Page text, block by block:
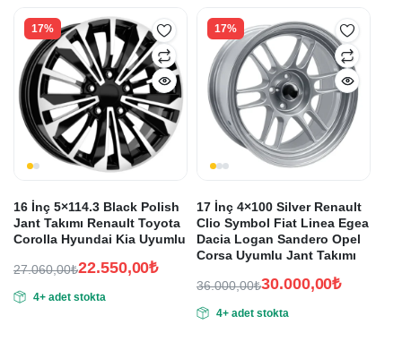
17%
16 İnç 5×114.3 Black Polish
Jant Takımı Renault Toyota
Corolla Hyundai Kia Uyumlu
27.060,00₺
fiyat:
22.550,00₺
andaki
4+ adet stokta
17%
17 İnç 4×100 Silver Renault
Clio Symbol Fiat Linea Egea
Dacia Logan Sandero Opel
Corsa Uyumlu Jant Takımı
36.000,00₺
fiyat:
30.000,00₺
andaki
4+ adet stokta